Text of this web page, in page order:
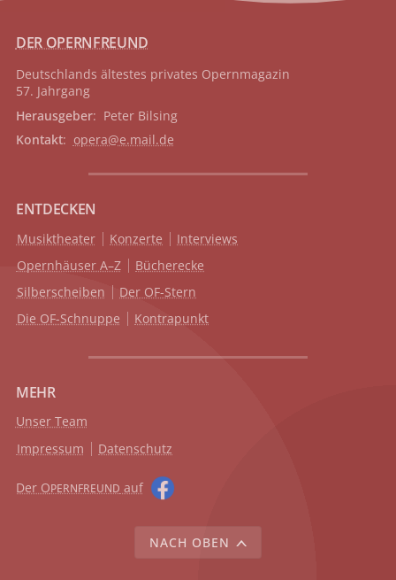
DER OPERNFREUND
Deutschlands ältestes privates Opernmagazin
57. Jahrgang
Herausgeber: Peter Bilsing
Kontakt: opera@e.mail.de
ENTDECKEN
Musiktheater Konzerte
Interviews
Opernhäuser A–Z
Bücherecke
Silberscheiben
Der OF-Stern
Die OF-Schnuppe
Kontrapunkt
MEHR
Unser Team
Impressum
Datenschutz
Der OPERNFREUND auf
NACH OBEN